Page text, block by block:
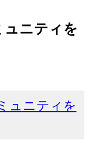
ュニティを
ュニティを